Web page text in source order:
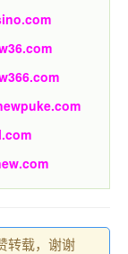
转载，谢谢